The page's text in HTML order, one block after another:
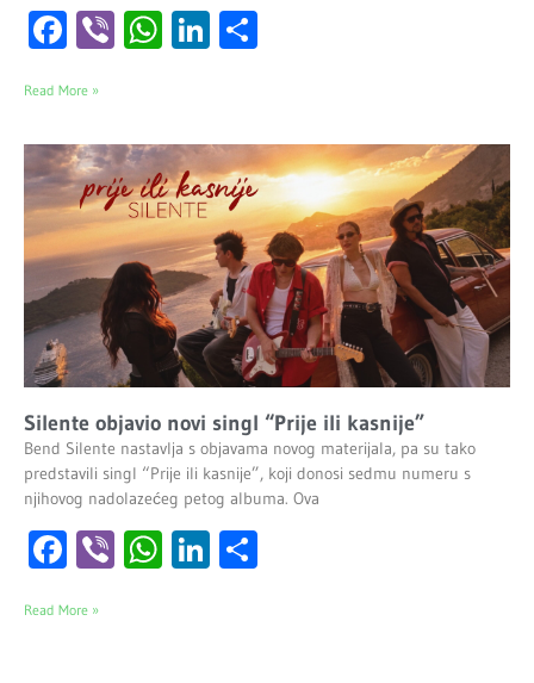
Facebook
ViberWhatsApp
LinkedIn
Read More »
Silente objavio novi singl “Prije ili kasnije”
Bend Silente nastavlja s objavama novog materijala, pa su tako
predstavili singl “Prije ili kasnije”, koji donosi sedmu numeru s
njihovog nadolazećeg petog albuma. Ova
Facebook
ViberWhatsApp
LinkedIn
Read More »